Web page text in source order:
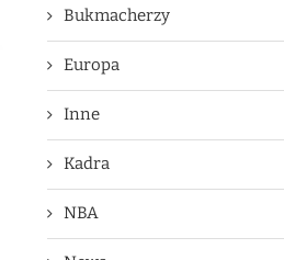
Bukmacherzy
Europa
Inne
Kadra
NBA